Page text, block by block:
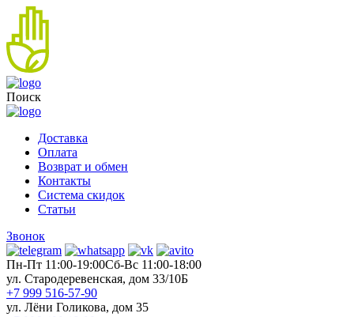
Поиск
Доставка
Оплата
Возврат и обмен
Контакты
Система скидок
Статьи
Звонок
Пн-Пт 11:00-19:00Cб-Вс 11:00-18:00
ул. Стародеревенская, дом 33/10Б
+7 999 516-57-90
ул. Лёни Голикова, дом 35